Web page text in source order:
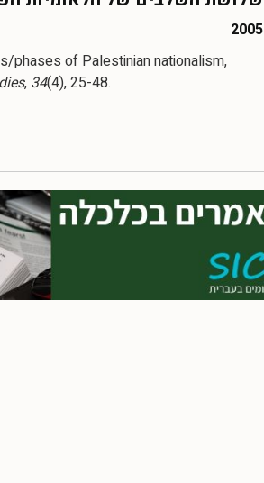
2005
phases of Palestinian nationalism,
, 34(4), 25-48.